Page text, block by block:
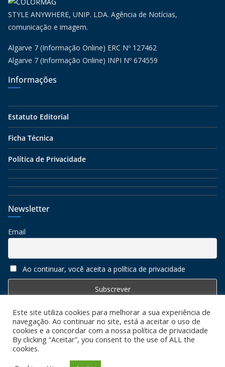
STYLE ANYWHERE, UNIP. LDA. Agência de Notícias,
comunicação e imagem.
Algarve 7 (Informação Online) ERC Nº 127462
Algarve 7 (Informação Online) INPI Nº 674559
Informações
Estatuto Editorial
Ficha Técnica
Política de Privacidade
Newsletter
Email
Ao continuar, você aceita a política de privacidade
Copyright © 2026
Este site utiliza cookies para melhorar a sua experiência de
navegação. Ao continuar no site, está a aceitar o uso de
cookies e a concordar com a nossa política de privacidade
By clicking “Aceitar”, you consent to the use of ALL the
cookies.